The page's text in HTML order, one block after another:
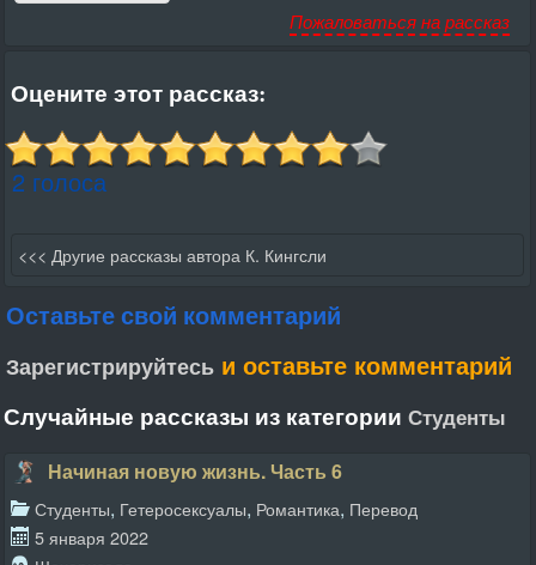
Пожаловаться на рассказ
Оцените этот рассказ:
2 голоса
<<< Другие рассказы автора К. Кингсли
Оставьте свой комментарий
Зарегистрируйтесь и оставьте комментарий
Случайные рассказы из категории Студенты
Начиная новую жизнь. Часть 6
Студенты, Гетеросексуалы, Романтика, Перевод
5 января 2022